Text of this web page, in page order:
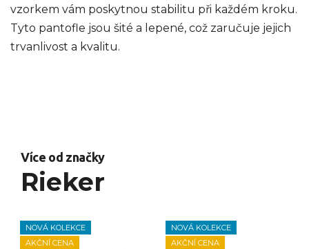
vzorkem vám poskytnou stabilitu při každém kroku.
Tyto pantofle jsou šité a lepené, což zaručuje jejich
trvanlivost a kvalitu.
Více od značky
Rieker
NOVÁ KOLEKCE
AKČNÍ CENA
NOVÁ KOLEKCE
AKČNÍ CENA